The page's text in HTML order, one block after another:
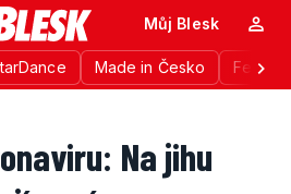
Made in Česko
Můj Blesk
Na jihu